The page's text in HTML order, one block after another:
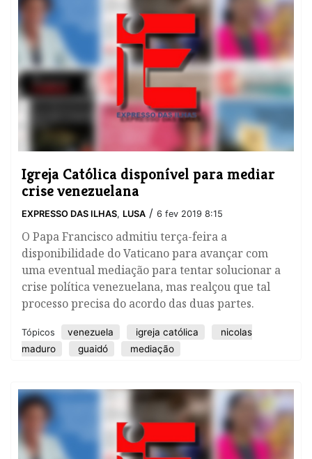
Igreja Católica disponível para mediar
crise venezuelana
EXPRESSO DAS ILHAS, LUSA / 6 fev 2019 8:15
O Papa Francisco admitiu terça-feira a
disponibilidade do Vaticano para avançar com
uma eventual mediação para tentar solucionar a
crise política venezuelana, mas realçou que tal
processo precisa do acordo das duas partes.
Tópicos venezuela igreja católica
nicolas
maduro
guaidó mediação